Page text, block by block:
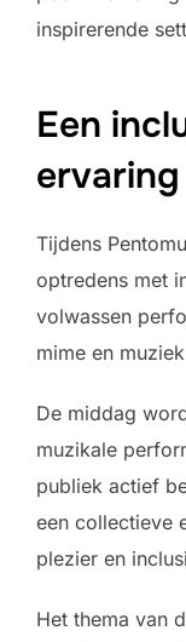
inspirerende
Een
ervaring
Tijdens
optredens met
volwassen
mime en
De middag
muzikale
publiek actief
een collectieve
plezier en
Het thema van